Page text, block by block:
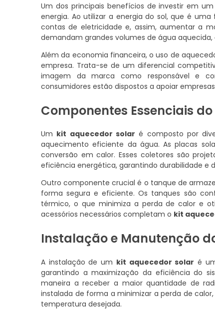
Um dos principais benefícios de investir em um
energia. Ao utilizar a energia do sol, que é
contas de eletricidade e, assim, aumentar a
demandam grandes volumes de água
Além da economia financeira, o uso de
empresa. Trata-se de um diferencial
imagem da marca como responsável e
consumidores estão dispostos a apoiar
Componentes Essenciais do
Um kit aquecedor solar é composto por
aquecimento eficiente da água. As placas
conversão em calor. Esses coletores são
eficiência energética, garantindo durabilidade e
Outro componente crucial é o tanque de
forma segura e eficiente. Os tanques são
térmico, o que minimiza a perda de calor e
acessórios necessários completam o kit
Instalação e Manutenção
A instalação de um kit aquecedor solar é
garantindo a maximização da eficiência do
maneira a receber a maior quantidade de
instalada de forma a minimizar a perda de
temperatura desejada.